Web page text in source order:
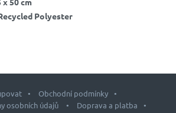
Polyester
Obchodní podmínky
osobních údajů
Doprava a platba